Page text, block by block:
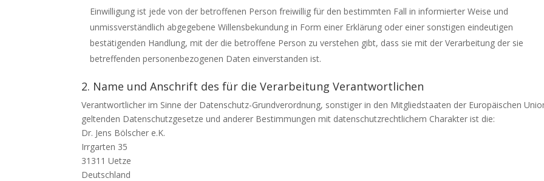
Einwilligung ist jede von der betroffenen Person freiwillig für den bestimmten Fall in informierter Weise und
unmissverständlich abgegebene Willensbekundung in Form einer Erklärung oder einer sonstigen eindeutigen
bestätigenden Handlung, mit der die betroffene Person zu verstehen gibt, dass sie mit der Verarbeitung der sie
betreffenden personenbezogenen Daten einverstanden ist.
2. Name und Anschrift des für die Verarbeitung Verantwortlichen
Verantwortlicher im Sinne der Datenschutz-Grundverordnung, sonstiger in den Mitgliedstaaten der Europäischen
geltenden Datenschutzgesetze und anderer Bestimmungen mit datenschutzrechtlichem Charakter ist die:
Dr. Jens Bölscher e.K.
Irrgarten 35
31311 Uetze
Deutschland